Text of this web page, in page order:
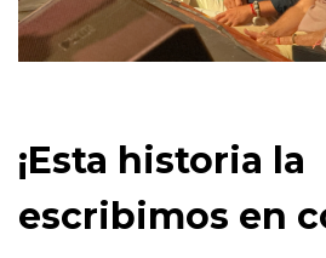
¡Esta historia la
escribimos en